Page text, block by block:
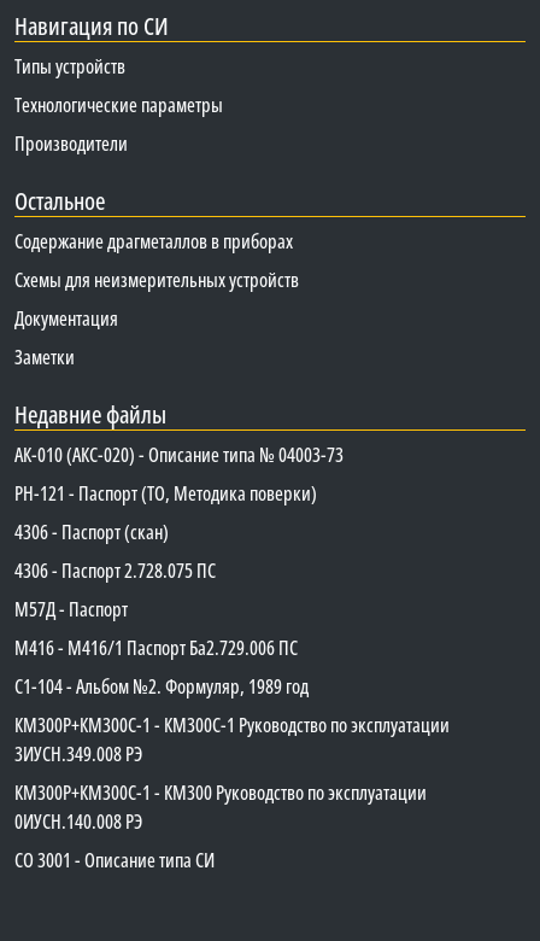
Навигация по СИ
Типы устройств
Технологические параметры
Производители
Остальное
Содержание драгметаллов в приборах
Схемы для неизмерительных устройств
Документация
Заметки
Недавние файлы
АК-010 (АКС-020) - Описание типа № 04003-73
PH-121 - Паспорт (ТО, Методика поверки)
4306 - Паспорт (скан)
4306 - Паспорт 2.728.075 ПС
М57Д - Паспорт
М416 - М416/1 Паспорт Ба2.729.006 ПС
C1-104 - Альбом №2. Формуляр, 1989 год
КМ300Р+КМ300С-1 - КМ300C-1 Руководство по эксплуатации
3ИУСН.349.008 РЭ
КМ300Р+КМ300С-1 - КМ300 Руководство по эксплуатации
0ИУСН.140.008 РЭ
СО 3001 - Описание типа СИ